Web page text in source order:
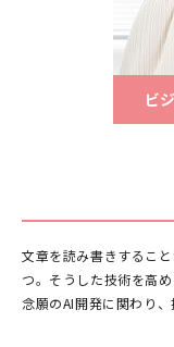
ビ
文章を読み書きするこ
つ。そうした技術を高
念願のAI開発に関わり